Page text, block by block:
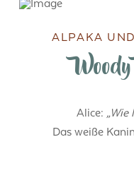
ALPAKA
Alice:
Das weiße